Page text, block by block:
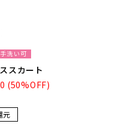
手洗い可
スカート
(50%OFF)
元